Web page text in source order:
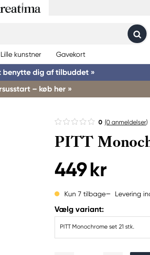
Lille kunstner Gavekort
dig af tilbuddet »
– køb her »
0 (0 anmeldelser)
PITT
449 kr
Kun 7 tilbage Levering
Vælg variant:
PITT Monochrome set 21 stk.